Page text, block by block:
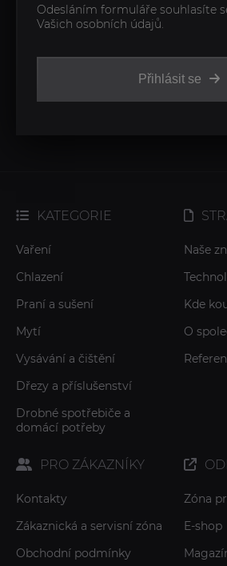
Přihlásit se
Odesláním formuláře souhlasíte
Vašich osobních údajů.
KATEGORIE
Vaření
Chlazení
Praní a sušení
Mytí
Vysávání a čištění
Dřezy a příslušenství
Drobné spotřebiče a
domácí potřeby
Naše
Kde
O
PRO ZÁKAZNÍKY
Kontakty
Zákaznická a servisní zóna
Obchodní podmínky
Zóna
E-shop